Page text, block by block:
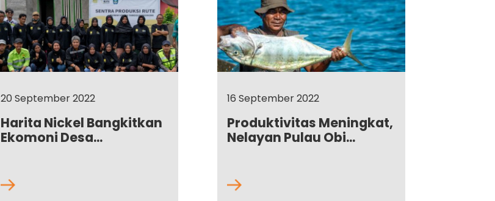
20 September 2022
Harita Nickel Bangkitkan
Ekomoni Desa...
16 September 2022
Produktivitas Meningkat,
Nelayan Pulau Obi...